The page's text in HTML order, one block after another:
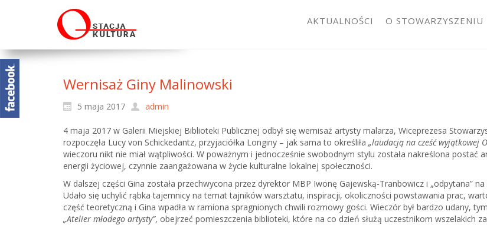
AKTUALNOŚCI O STOWARZYSZENIU
Wernisaż Giny Malinowski
5 maja 2017 admin
4 maja 2017 w Galerii Miejskiej Biblioteki Publicznej odbył się wernisaż artysty malarza, Wiceprezesa
rozpoczęła Lucy von Schickedantz, przyjaciółka Longiny – jak sama to określiła „laudacją na cześć wyjątkowej
wieczoru nikt nie miał wątpliwości. W poważnym i jednocześnie swobodnym stylu została nakreślona postać
energii życiowej, czynnie zaangażowana w życie kulturalne lokalnej społeczności.
W dalszej części Gina została przechwycona przez dyrektor MBP Iwonę Gajewską-Tranbowicz i „odpytana”
Udało się uchylić rąbka tajemnicy na temat tajników warsztatu, inspiracji, okoliczności powstawania prac,
część teoretyczną i Gina wpadła w ramiona spragnionych chwili rozmowy gości. Wieczór był bardzo udany,
„Atelier młodego artysty”, obejrzeć pomieszczenia biblioteki, które na co dzień służą uczestnikom wszelakich